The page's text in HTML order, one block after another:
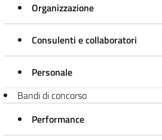
Organizzazione
Consulenti e collaboratori
Personale
Bandi di concorso
Performance